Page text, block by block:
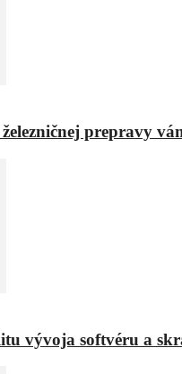
prepravy
vývoja softvéru a